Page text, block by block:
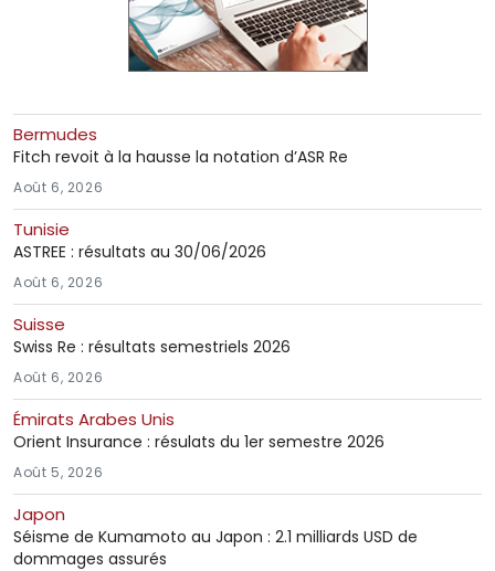
Bermudes
Fitch revoit à la hausse la notation d’ASR Re
Août 6, 2026
Tunisie
ASTREE : résultats au 30/06/2026
Août 6, 2026
Suisse
Swiss Re : résultats semestriels 2026
Août 6, 2026
Émirats Arabes Unis
Orient Insurance : résulats du 1er semestre 2026
Août 5, 2026
Japon
Séisme de Kumamoto au Japon : 2.1 milliards USD de
dommages assurés